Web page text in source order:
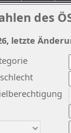
des
letzte